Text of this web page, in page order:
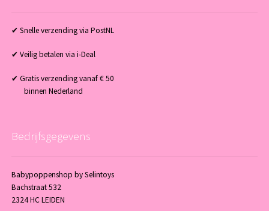
✔ Snelle verzending via PostNL
✔ Veilig betalen via i-Deal
✔ Gratis verzending vanaf € 50
binnen Nederland
Bedrijfsgegevens
Babypoppenshop by Selintoys
Bachstraat 532
2324 HC LEIDEN